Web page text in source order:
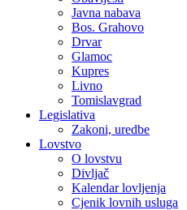
Javna nabava
Bos. Grahovo
Drvar
Glamoc
Kupres
Livno
Tomislavgrad
Legislativa
Zakoni, uredbe
Lovstvo
O lovstvu
Divljač
Kalendar lovljenja
Cjenik lovnih usluga